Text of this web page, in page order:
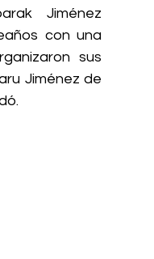
Jiménez
con una
sus
Jiménez de